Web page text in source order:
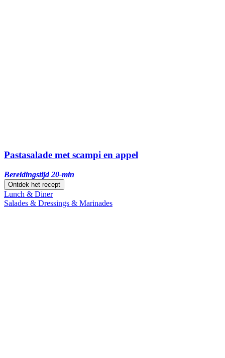
Pastasalade met scampi en appel
Bereidingstijd 20-min
Ontdek het recept
Lunch & Diner
Salades & Dressings & Marinades